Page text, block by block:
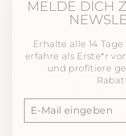
MELDE DICH
Erhalte alle 14
erfahre als Erste*r
und profitiere
MAIL
EINGEBEN
FAQ .
MELDE DICH